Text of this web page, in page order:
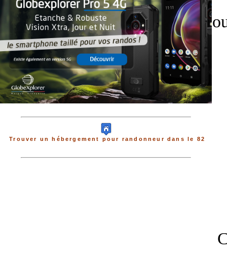
Trouver un hébergement pour randonneur dans le 82